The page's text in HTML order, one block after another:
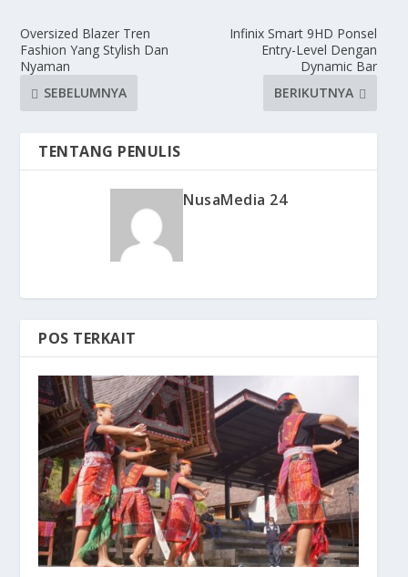
Oversized Blazer Tren
Fashion Yang Stylish Dan
Nyaman
SEBELUMNYA
Infinix Smart 9HD Ponsel
Entry-Level Dengan
Dynamic Bar
BERIKUTNYA
TENTANG PENULIS
NusaMedia 24
POS TERKAIT